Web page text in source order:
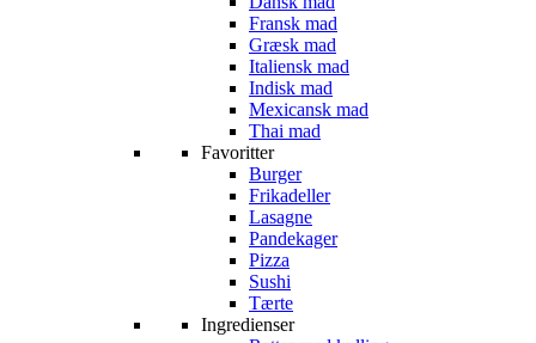
Fransk mad
Græsk mad
Italiensk mad
Indisk mad
Mexicansk mad
Thai mad
Favoritter
Burger
Frikadeller
Lasagne
Pandekager
Pizza
Sushi
Tærte
Ingredienser